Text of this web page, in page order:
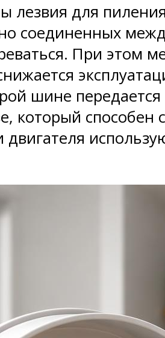
лезвия для
соединенных
При этом
шине
способен